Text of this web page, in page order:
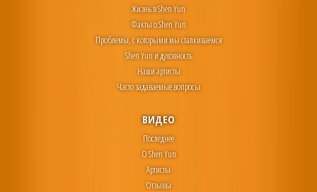
Жизнь в Shen Yun
Факты о Shen Yun
Проблемы, с которыми мы сталкиваемся
Shen Yun и духовность
Наши артисты
Часто задаваемые вопросы
ВИДЕО
Последнее
О Shen Yun
Артисты
Отзывы